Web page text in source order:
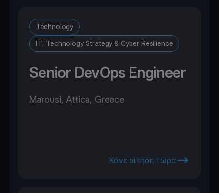
Technology
IT, Technology Strategy & Cyber Resilience
Senior DevOps Engineer
Marousi, Attica, Greece
Κάνε αίτηση τώρα